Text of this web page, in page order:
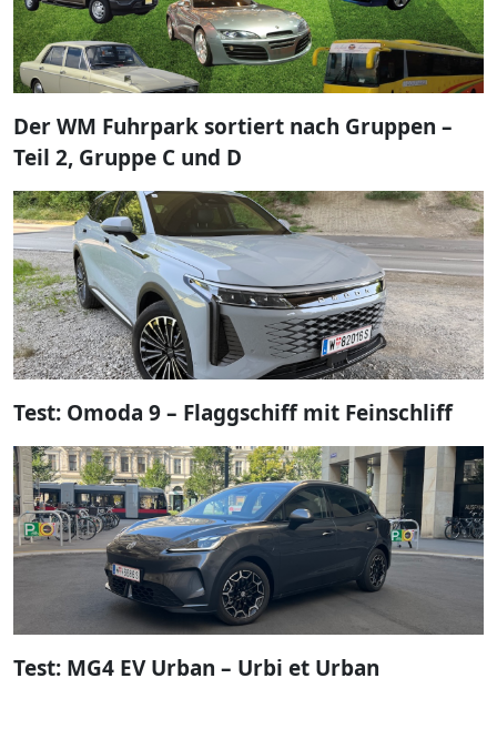
Der WM Fuhrpark sortiert nach Gruppen –
Teil 2, Gruppe C und D
Test: Omoda 9 – Flaggschiff mit Feinschliff
Test: MG4 EV Urban – Urbi et Urban